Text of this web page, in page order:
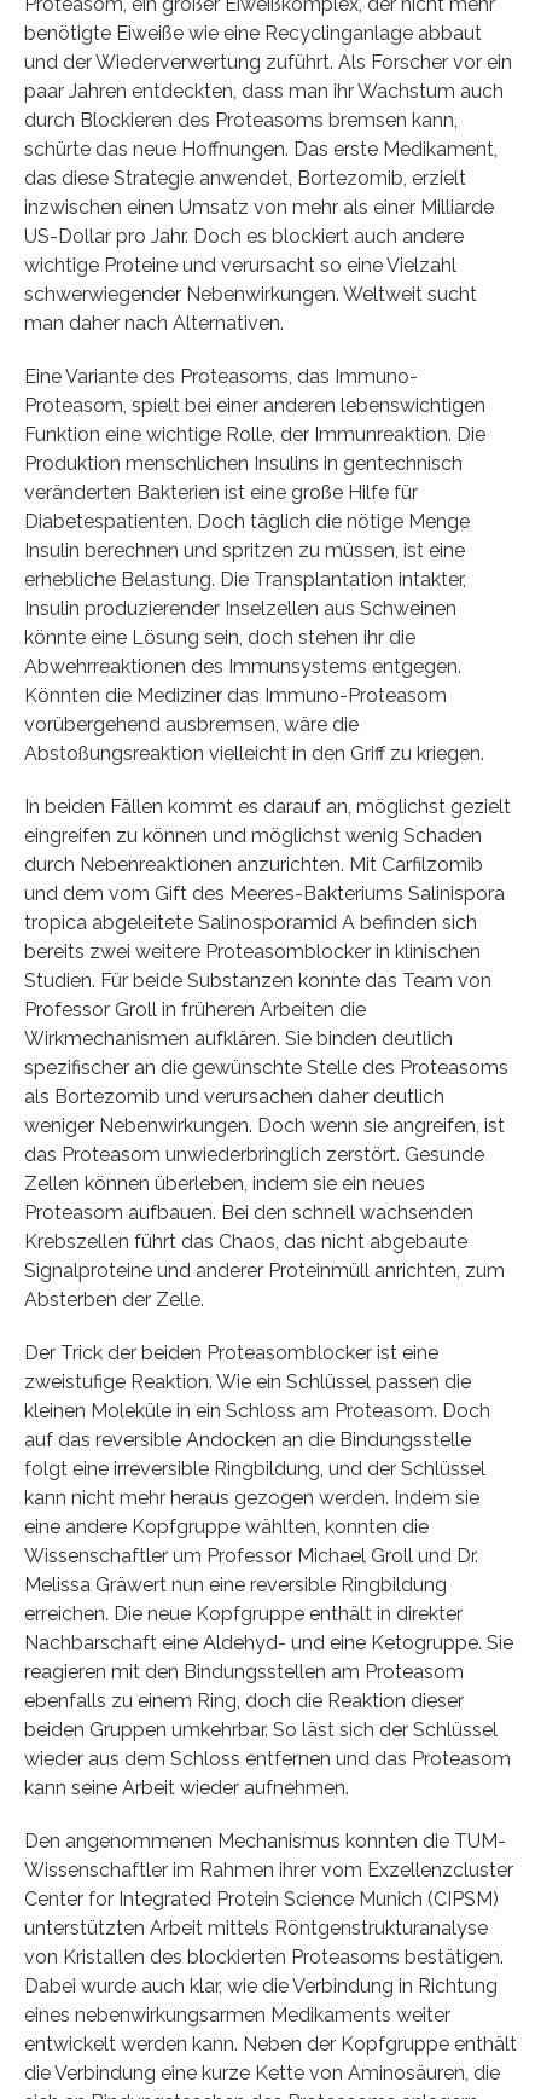
benötigte Eiweiße wie eine Recyclinganlage abbaut
und der Wiederverwertung zuführt. Als Forscher vor ein
paar Jahren entdeckten, dass man ihr Wachstum auch
durch Blockieren des Proteasoms bremsen kann,
schürte das neue Hoffnungen. Das erste Medikament,
das diese Strategie anwendet, Bortezomib, erzielt
inzwischen einen Umsatz von mehr als einer Milliarde
US-Dollar pro Jahr. Doch es blockiert auch andere
wichtige Proteine und verursacht so eine Vielzahl
schwerwiegender Nebenwirkungen. Weltweit sucht
man daher nach Alternativen.
Eine Variante des Proteasoms, das Immuno-
Proteasom, spielt bei einer anderen lebenswichtigen
Funktion eine wichtige Rolle, der Immunreaktion. Die
Produktion menschlichen Insulins in gentechnisch
veränderten Bakterien ist eine große Hilfe für
Diabetespatienten. Doch täglich die nötige Menge
Insulin berechnen und spritzen zu müssen, ist eine
erhebliche Belastung. Die Transplantation intakter,
Insulin produzierender Inselzellen aus Schweinen
könnte eine Lösung sein, doch stehen ihr die
Abwehrreaktionen des Immunsystems entgegen.
Könnten die Mediziner das Immuno-Proteasom
vorübergehend ausbremsen, wäre die
Abstoßungsreaktion vielleicht in den Griff zu kriegen.
In beiden Fällen kommt es darauf an, möglichst gezielt
eingreifen zu können und möglichst wenig Schaden
durch Nebenreaktionen anzurichten. Mit Carfilzomib
und dem vom Gift des Meeres-Bakteriums Salinispora
tropica abgeleitete Salinosporamid A befinden sich
bereits zwei weitere Proteasomblocker in klinischen
Studien. Für beide Substanzen konnte das Team von
Professor Groll in früheren Arbeiten die
Wirkmechanismen aufklären. Sie binden deutlich
spezifischer an die gewünschte Stelle des Proteasoms
als Bortezomib und verursachen daher deutlich
weniger Nebenwirkungen. Doch wenn sie angreifen, ist
das Proteasom unwiederbringlich zerstört. Gesunde
Zellen können überleben, indem sie ein neues
Proteasom aufbauen. Bei den schnell wachsenden
Krebszellen führt das Chaos, das nicht abgebaute
Signalproteine und anderer Proteinmüll anrichten, zum
Absterben der Zelle.
Der Trick der beiden Proteasomblocker ist eine
zweistufige Reaktion. Wie ein Schlüssel passen die
kleinen Moleküle in ein Schloss am Proteasom. Doch
auf das reversible Andocken an die Bindungsstelle
folgt eine irreversible Ringbildung, und der Schlüssel
kann nicht mehr heraus gezogen werden. Indem sie
eine andere Kopfgruppe wählten, konnten die
Wissenschaftler um Professor Michael Groll und Dr.
Melissa Gräwert nun eine reversible Ringbildung
erreichen. Die neue Kopfgruppe enthält in direkter
Nachbarschaft eine Aldehyd- und eine Ketogruppe. Sie
reagieren mit den Bindungsstellen am Proteasom
ebenfalls zu einem Ring, doch die Reaktion dieser
beiden Gruppen umkehrbar. So läst sich der Schlüssel
wieder aus dem Schloss entfernen und das Proteasom
kann seine Arbeit wieder aufnehmen.
Den angenommenen Mechanismus konnten die TUM-
Wissenschaftler im Rahmen ihrer vom Exzellenzcluster
Center for Integrated Protein Science Munich (CIPSM)
unterstützten Arbeit mittels Röntgenstrukturanalyse
von Kristallen des blockierten Proteasoms bestätigen.
Dabei wurde auch klar, wie die Verbindung in Richtung
eines nebenwirkungsarmen Medikaments weiter
entwickelt werden kann. Neben der Kopfgruppe enthält
die Verbindung eine kurze Kette von Aminosäuren, die